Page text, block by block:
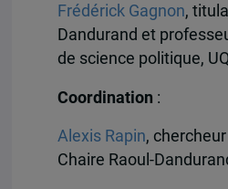
Frédérick Gagnon,
Dandurand et
de science politique,
Coordination :
Alexis Rapin,
Chaire Raoul-